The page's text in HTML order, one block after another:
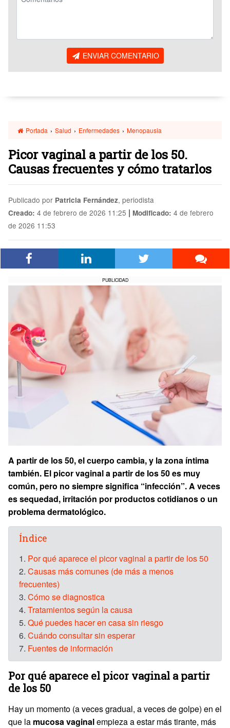
ENVIAR COMENTARIO
Portada › Salud › Enfermedades › Menopausia
Picor vaginal a partir de los 50.
Causas frecuentes y cómo tratarlos
Publicado por Patricia Fernández, periodista
Creado: 4 de febrero de 2026 11:25 | Modificado: 4 de febrero
de 2026 11:53
PUBLICIDAD
A partir de los 50, el cuerpo cambia, y la zona íntima
también. El picor vaginal a partir de los 50 es muy
común, pero no siempre significa “infección”. A veces
es sequedad, irritación por productos cotidianos o un
problema dermatológico.
Índice
1. Por qué aparece el picor vaginal a partir de los 50
2. Causas más comunes (de más a menos
frecuentes)
3. Cómo se diagnostica
4. Tratamientos según la causa
5. Qué puedes hacer en casa sin riesgo
6. Cuándo consultar sin esperar
7. Fuentes de información
Por qué aparece el picor vaginal a partir
de los 50
Hay un momento (a veces gradual, a veces de golpe) en el
que la mucosa vaginalempieza a estar más tirante, más